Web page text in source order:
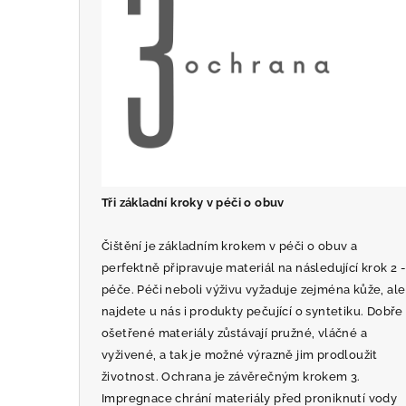
Tři základní kroky v péči o obuv
Čištění je základním krokem v péči o obuv a
perfektně připravuje materiál na následující krok 2 -
péče. Péči neboli výživu vyžaduje zejména kůže, ale
najdete u nás i produkty pečující o syntetiku. Dobře
ošetřené materiály zůstávají pružné, vláčné a
vyživené, a tak je možné výrazně jim prodloužit
životnost. Ochrana je závěrečným krokem 3.
Impregnace chrání materiály před proniknutí vody